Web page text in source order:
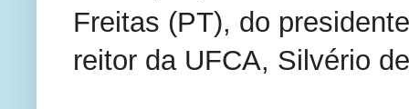
Freitas (PT), do
reitor da UFCA, Silvério